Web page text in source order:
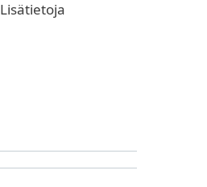
Lisätietoja